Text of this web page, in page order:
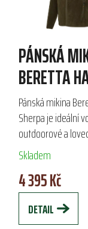
PÁNSKÁ
BERETTA
SHERPA
Pánská mikina
Sherpa je ideální
outdoorové a
v chladnějším počasí.
Vyrobena z
fleecu s gramáží
zesílenými...
Skladem
4 395 Kč
DETAIL